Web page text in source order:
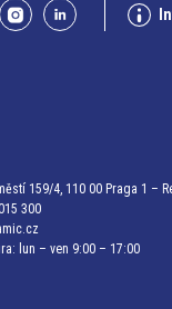
159/4, 110 00 Praga 1 –
300
lun – ven 9:00 – 17:00